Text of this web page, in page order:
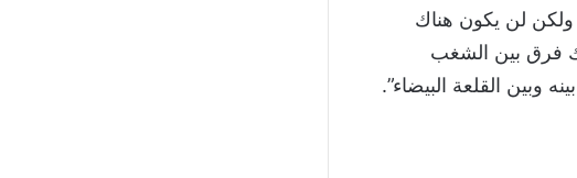
ولكن لن يكون هناك
فرق بين الشغب
وبين القلعة البيضاء”.